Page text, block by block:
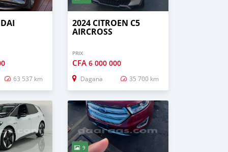
63 537 km
2024 CITROEN C5
AIRCROSS
PRIX
CFA 6 000 000
Dagana 35 700 km
9